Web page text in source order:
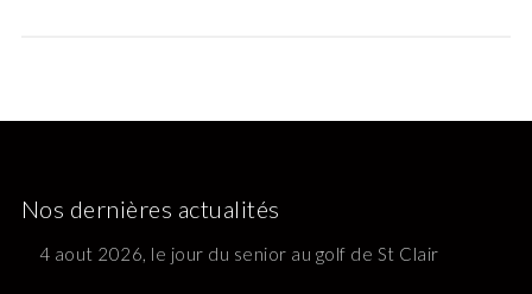
Nos dernières actualités
4 aout 2026, le jour du senior au golf de St Clair